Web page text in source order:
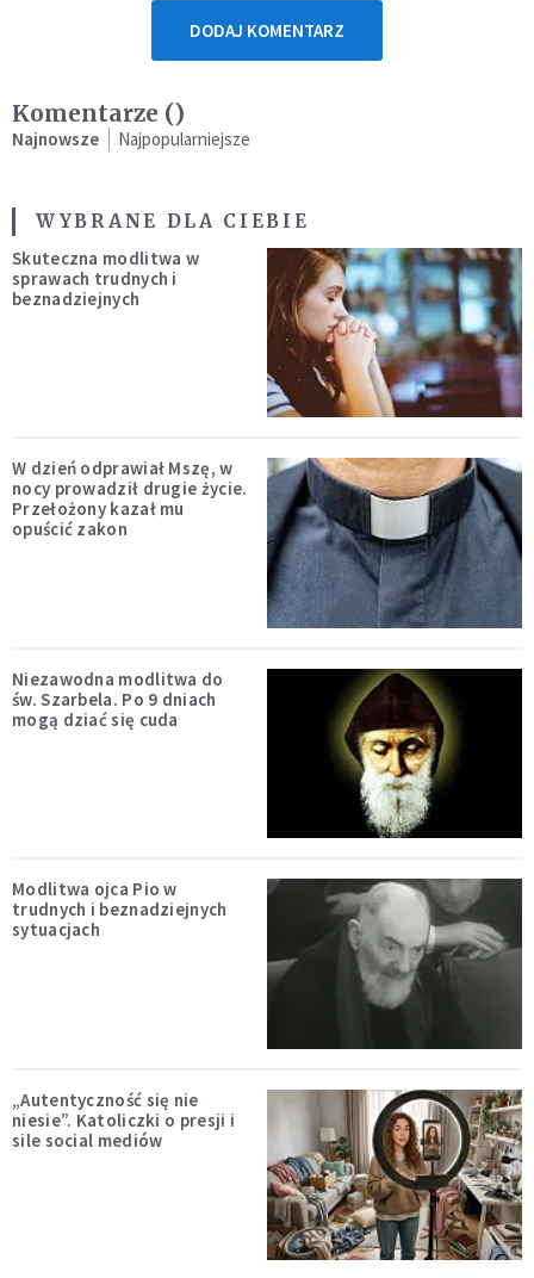
DODAJ KOMENTARZ
Komentarze ()
Najnowsze Najpopularniejsze
WYBRANE DLA CIEBIE
Skuteczna modlitwa w
sprawach trudnych i
beznadziejnych
W dzień odprawiał Mszę, w
nocy prowadził drugie życie.
Przełożony kazał mu
opuścić zakon
Niezawodna modlitwa do
św. Szarbela. Po 9 dniach
mogą dziać się cuda
Modlitwa ojca Pio w
trudnych i beznadziejnych
sytuacjach
„Autentyczność się nie
niesie”. Katoliczki o presji i
sile social mediów